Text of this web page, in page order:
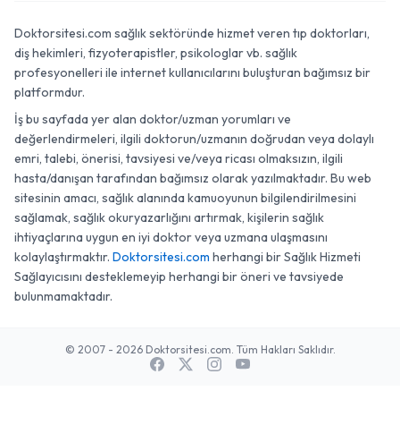
Doktorsitesi.com sağlık sektöründe hizmet veren tıp doktorları,
diş hekimleri, fizyoterapistler, psikologlar vb. sağlık
profesyonelleri ile internet kullanıcılarını buluşturan bağımsız bir
platformdur.
İş bu sayfada yer alan doktor/uzman yorumları ve
değerlendirmeleri, ilgili doktorun/uzmanın doğrudan veya dolaylı
emri, talebi, önerisi, tavsiyesi ve/veya ricası olmaksızın, ilgili
hasta/danışan tarafından bağımsız olarak yazılmaktadır. Bu web
sitesinin amacı, sağlık alanında kamuoyunun bilgilendirilmesini
sağlamak, sağlık okuryazarlığını artırmak, kişilerin sağlık
ihtiyaçlarına uygun en iyi doktor veya uzmana ulaşmasını
kolaylaştırmaktır. Doktorsitesi.com herhangi bir Sağlık Hizmeti
Sağlayıcısını desteklemeyip herhangi bir öneri ve tavsiyede
bulunmamaktadır.
© 2007 - 2026 Doktorsitesi.com. Tüm Hakları Saklıdır.